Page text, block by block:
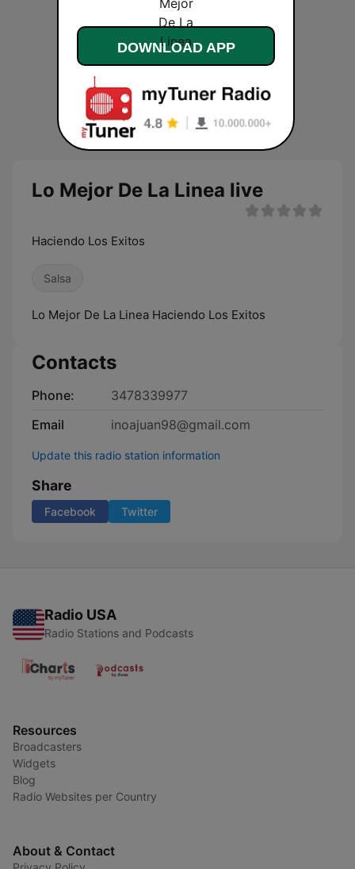
Lo Mejor De La Linea live
Haciendo Los Exitos
Salsa
Lo Mejor De La Linea Haciendo Los Exitos
Contacts
Phone:
3478339977
Email
inoajuan98@gmail.com
Update this radio station information
Share
Facebook Twitter
Radio USA
Radio Stations and Podcasts
Resources
Broadcasters
Widgets
Blog
Radio Websites per Country
About & Contact
DOWNLOAD APP